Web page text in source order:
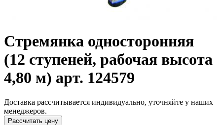
Стремянка односторонняя
(12 ступеней, рабочая высота
4,80 м) арт. 124579
Доставка рассчитывается индивидуально, уточняйте у наших
менеджеров.
Рассчитать цену